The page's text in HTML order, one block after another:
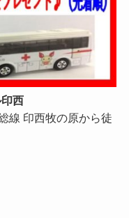
西
線 印西牧の原から徒